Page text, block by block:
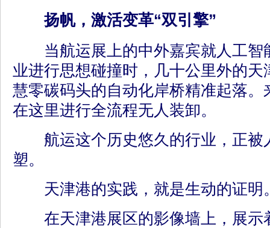
扬帆，激活变革“双引擎”
当航运展上的中外嘉宾就人工智
业进行思想碰撞时，几十公里外的
慧零碳码头的自动化岸桥精准起落。
在这里进行全流程无人装卸。
航运这个历史悠久的行业，正被
塑。
天津港的实践，就是生动的证明
在天津港展区的影像墙上，展示